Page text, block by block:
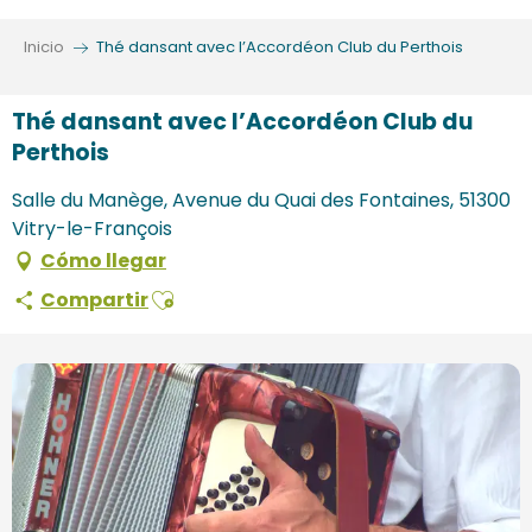
Inicio Thé dansant avec l’Accordéon Club du Perthois
Thé dansant avec l’Accordéon Club du
Perthois
Salle du Manège, Avenue du Quai des Fontaines, 51300
Vitry-le-François
Cómo llegar
CompartirAjouter aux favoris